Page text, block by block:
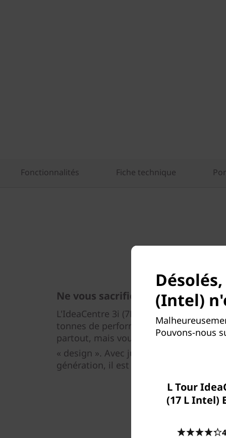
Fonctionnalités Fiche technique
Ne vous sacrifiez pas pour la
L'IdeaCentre 3i (7L, Intel) est un PC
tonnes de performances. Il est mince
partout, mais vous n'avez pas à
« design ». Avec jusqu’à des
génération, il est prêt pour le travail,
(Intel)
Pouvons-nous
L Tour
(17 L Intel)